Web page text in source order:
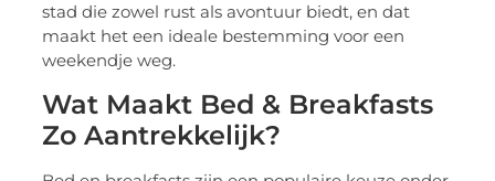
stad die zowel rust als avontuur biedt, en dat
maakt het een ideale bestemming voor een
weekendje weg.
Wat Maakt Bed & Breakfasts
Zo Aantrekkelijk?